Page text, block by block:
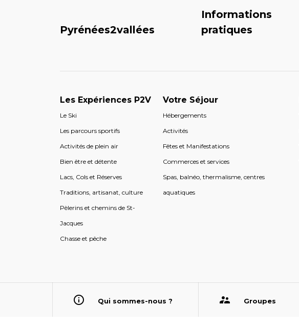
Pyrénées2vallées
Informations
pratiques
Les Expériences P2V
Le Ski
Les parcours sportifs
Activités de plein air
Bien être et détente
Lacs, Cols et Réserves
Traditions, artisanat, culture
Pèlerins et chemins de St-
Jacques
Chasse et pêche
Votre Séjour
Hébergements
Activités
Fêtes et Manifestations
Commerces et services
Spas, balnéo, thermalisme, centres
aquatiques
Qui sommes-nous ? Groupes